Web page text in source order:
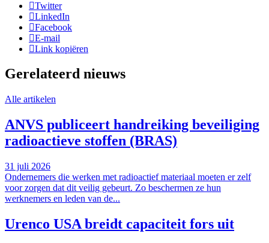
Twitter
LinkedIn
Facebook
E-mail
Link kopiëren
Gerelateerd nieuws
Alle artikelen
ANVS publiceert handreiking beveiliging
radioactieve stoffen (BRAS)
31 juli 2026
Ondernemers die werken met radioactief materiaal moeten er zelf
voor zorgen dat dit veilig gebeurt. Zo beschermen ze hun
werknemers en leden van de...
Urenco USA breidt capaciteit fors uit